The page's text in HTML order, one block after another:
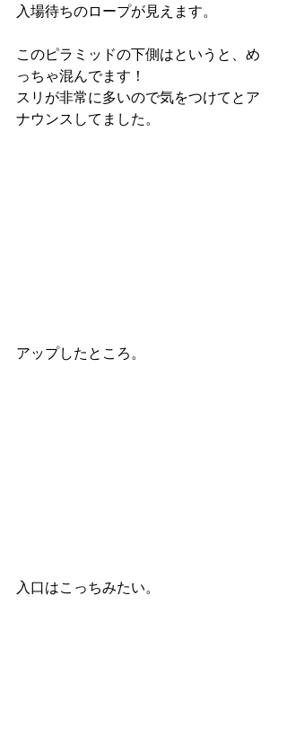
入場待ちのロープが見えます。
このピラミッドの下側はというと、め
っちゃ混んでます！
スリが非常に多いので気をつけてとア
ナウンスしてました。
アップしたところ。
入口はこっちみたい。